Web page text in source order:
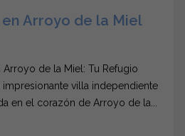
Arroyo de la Miel
Arroyo de la Miel: Tu Refugio
impresionante villa independiente
en el corazón de Arroyo de la...